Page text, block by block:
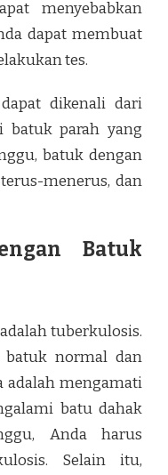
menyebabkan
dapat membuat
tes.
dikenali dari
batuk parah yang
batuk dengan
menerus, dan
Batuk
tuberkulosis.
batuk normal dan
adalah mengamati
batu dahak
Anda harus
Selain itu,